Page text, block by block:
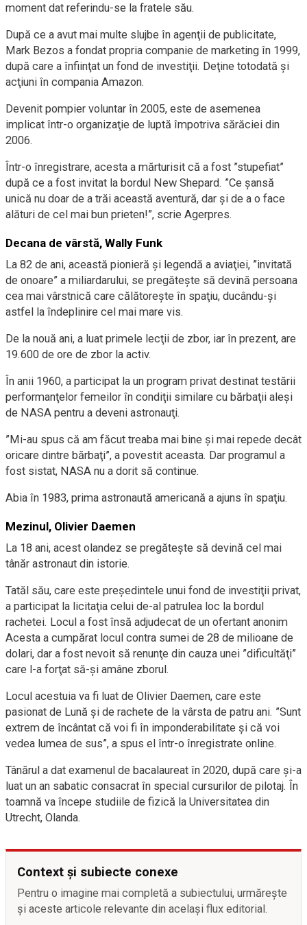
moment dat referindu-se la fratele său.
După ce a avut mai multe slujbe în agenţii de publicitate,
Mark Bezos a fondat propria companie de marketing în 1999,
după care a înfiinţat un fond de investiţii. Deţine totodată şi
acţiuni în compania Amazon.
Devenit pompier voluntar în 2005, este de asemenea
implicat într-o organizaţie de luptă împotriva sărăciei din
2006.
Într-o înregistrare, acesta a mărturisit că a fost ”stupefiat”
după ce a fost invitat la bordul New Shepard. ”Ce şansă
unică nu doar de a trăi această aventură, dar şi de a o face
alături de cel mai bun prieten!”, scrie Agerpres.
Decana de vârstă, Wally Funk
La 82 de ani, această pionieră şi legendă a aviaţiei, ”invitată
de onoare” a miliardarului, se pregăteşte să devină persoana
cea mai vârstnică care călătoreşte în spaţiu, ducându-şi
astfel la îndeplinire cel mai mare vis.
De la nouă ani, a luat primele lecţii de zbor, iar în prezent, are
19.600 de ore de zbor la activ.
În anii 1960, a participat la un program privat destinat testării
performanţelor femeilor în condiţii similare cu bărbaţii aleşi
de NASA pentru a deveni astronauţi.
”Mi-au spus că am făcut treaba mai bine şi mai repede decât
oricare dintre bărbaţi”, a povestit aceasta. Dar programul a
fost sistat, NASA nu a dorit să continue.
Abia în 1983, prima astronaută americană a ajuns în spaţiu.
Mezinul, Olivier Daemen
La 18 ani, acest olandez se pregăteşte să devină cel mai
tânăr astronaut din istorie.
Tatăl său, care este preşedintele unui fond de investiţii privat,
a participat la licitaţia celui de-al patrulea loc la bordul
rachetei. Locul a fost însă adjudecat de un ofertant anonim
Acesta a cumpărat locul contra sumei de 28 de milioane de
dolari, dar a fost nevoit să renunţe din cauza unei ”dificultăţi”
care l-a forţat să-şi amâne zborul.
Locul acestuia va fi luat de Olivier Daemen, care este
pasionat de Lună şi de rachete de la vârsta de patru ani. ”Sunt
extrem de încântat că voi fi în imponderabilitate şi că voi
vedea lumea de sus”, a spus el într-o înregistrate online.
Tânărul a dat examenul de bacalaureat în 2020, după care şi-a
luat un an sabatic consacrat în special cursurilor de pilotaj. În
toamnă va începe studiile de fizică la Universitatea din
Utrecht, Olanda.
Context și subiecte conexe
Pentru o imagine mai completă a subiectului, urmărește
și aceste articole relevante din același flux editorial.